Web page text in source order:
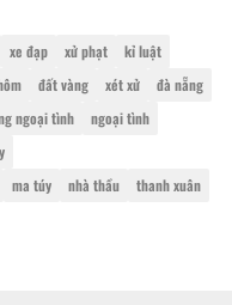
xe đạp xử phạt
kỉ luật
đất vàng xét xử
đà nẵng
ngoại tình
ngoại tình
ma túy nhà thầu
thanh xuân